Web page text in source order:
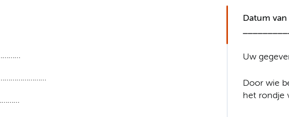
Datum
­­­­­­­­­­­­­­Uw
Door wie
het rondje